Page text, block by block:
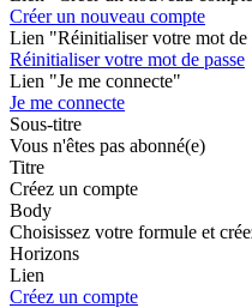
Créer un nouveau compte
Lien "Réinitialiser votre mot de
Réinitialiser votre mot de passe
Lien "Je me connecte"
Je me connecte
Sous-titre
Vous n'êtes pas abonné(e)
Titre
Créez un compte
Body
Choisissez votre formule et
Horizons
Lien
Créez un compte